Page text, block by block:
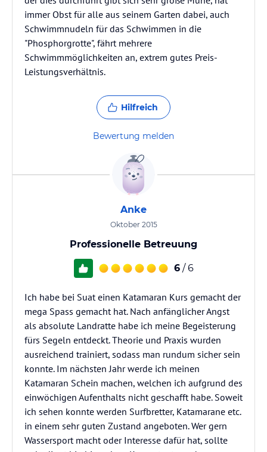
immer Obst für alle aus seinem Garten dabei, auch
Schwimmnudeln für das Schwimmen in die
"Phosphorgrotte", fährt mehrere
Schwimmmöglichkeiten an, extrem gutes Preis-
Leistungsverhältnis.
Hilfreich
Bewertung melden
Anke
Oktober 2015
Professionelle Betreuung
6 / 6
Ich habe bei Suat einen Katamaran Kurs gemacht der
mega Spass gemacht hat. Nach anfänglicher Angst
als absolute Landratte habe ich meine Begeisterung
fürs Segeln entdeckt. Theorie und Praxis wurden
ausreichend trainiert, sodass man rundum sicher sein
konnte. Im nächsten Jahr werde ich meinen
Katamaran Schein machen, welchen ich aufgrund des
einwöchigen Aufenthalts nicht geschafft habe. Soweit
ich sehen konnte werden Surfbretter, Katamarane etc.
in einem sehr guten Zustand angeboten. Wer gern
Wassersport macht oder Interesse dafür hat, sollte